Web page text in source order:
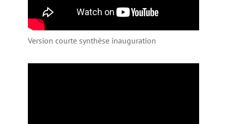
Version courte synthèse inauguration